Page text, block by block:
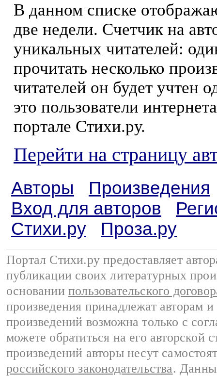
В данном списке
две недели. Счетчик на
уникальных читателей:
прочитать несколько
читателей он будет учтен
это пользователи
портале Стихи.ру.
Перейти на страницу
Авторы
Произведения
Вход для авторов
Стихи.ру
Проза.ру
Портал Стихи.ру предоставляет
публикации своих литературных
основании пользовательского
произведения принадлежат авторам
произведений возможна только с
можете обратиться на его авторской
произведений авторы несут
российского законодательства.